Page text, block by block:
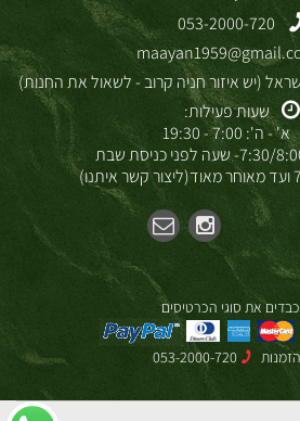
053-2000-720
שעות פעילות:
א' - ה': 7:00 - 19:30
את סוגי הכרטיסים
053-2000-720